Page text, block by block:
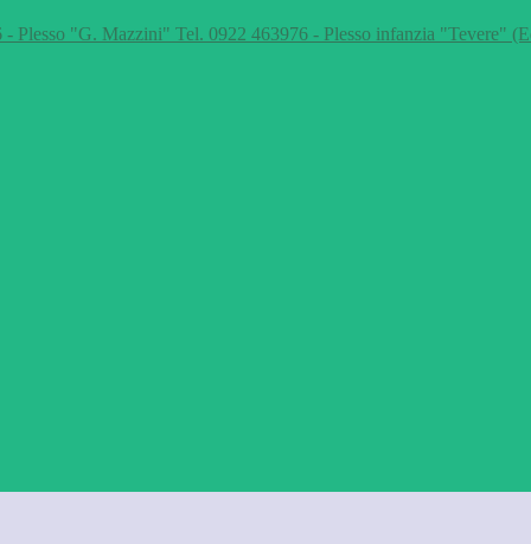
Plesso "G. Mazzini" Tel. 0922 463976 - Plesso infanzia "Tevere"